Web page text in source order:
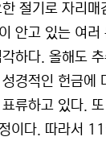
절기로 자리매
안고 있는 여러
하다. 올해도
경적인 헌금에
류하고 있다.
이다. 따라서